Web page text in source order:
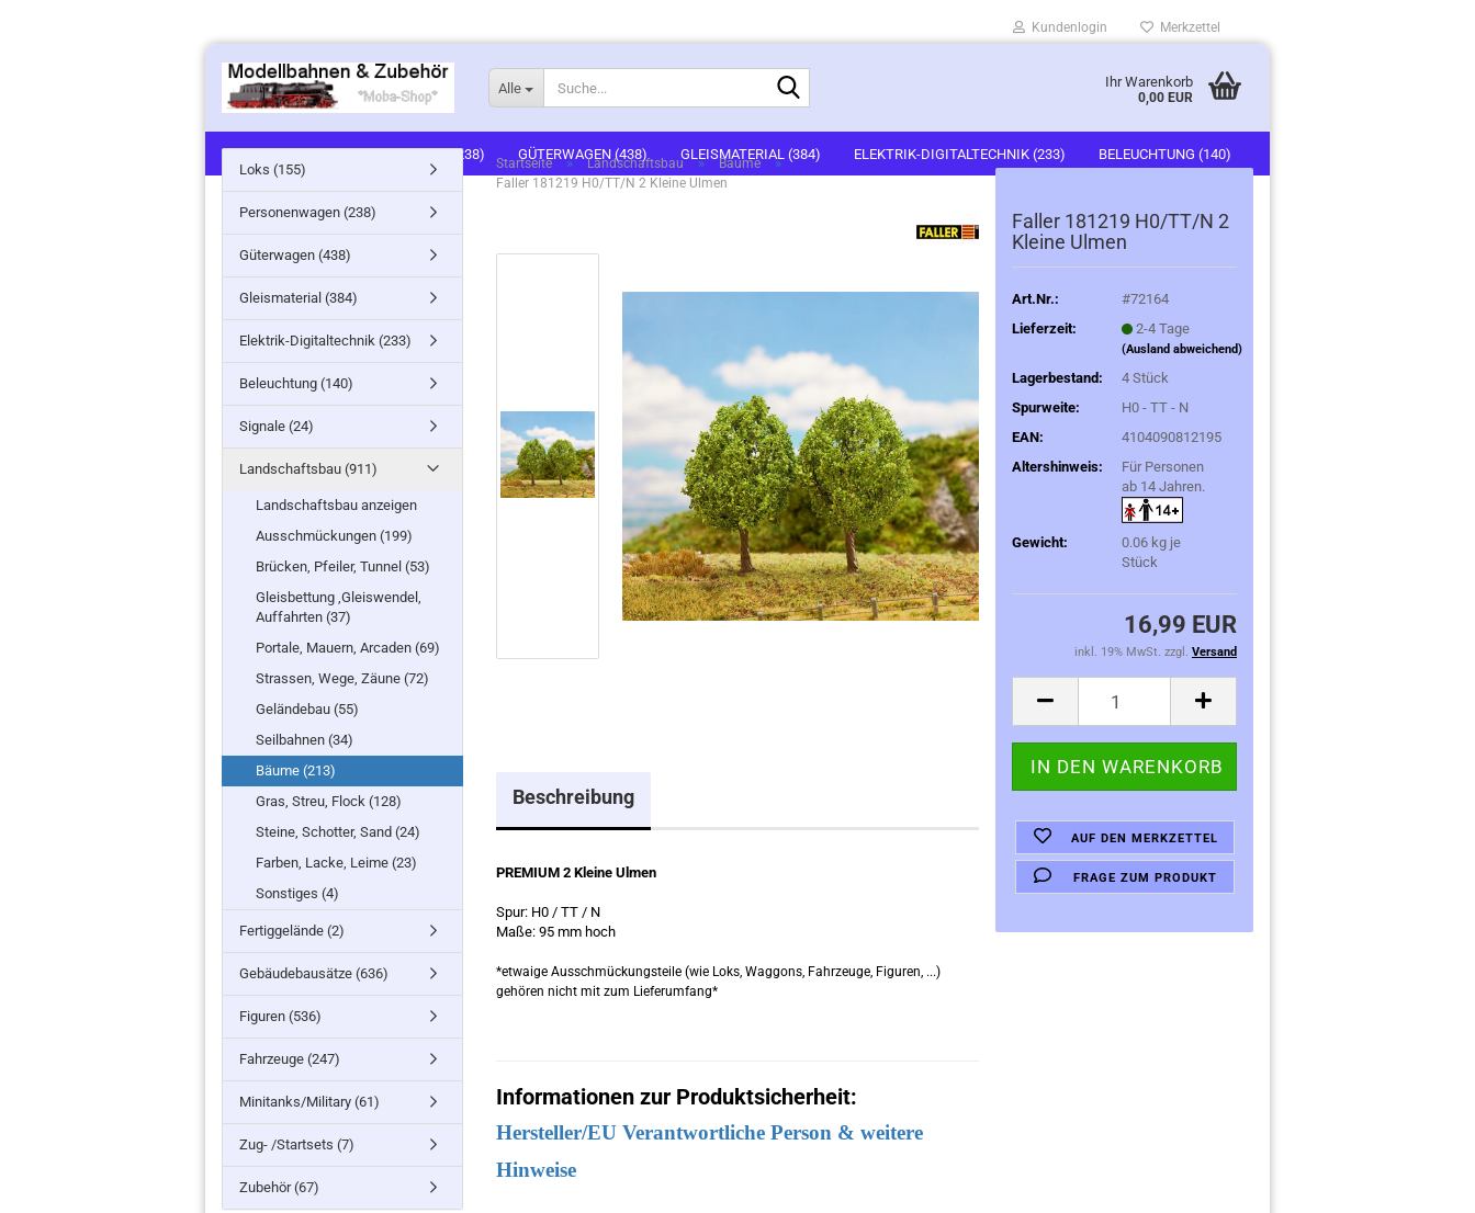
Kundenlogin
Passwort vergessen?
Merkzettel
Alle Ihr Warenkorb
0,00 EUR
LOKS (155) PERSONENWAGEN (238) GÜTERWAGEN (438) GLEISMATERIAL (384) ELEKTRIK-DIGITALTECHNIK (233) BELEUCHTUNG (140)
Startseite » Landschaftsbau » Bäume »
Faller 181219 H0/TT/N 2 Kleine Ulmen
Faller 181219 H0/TT/N 2
Kleine Ulmen
Art.Nr.:
#72164
Lieferzeit:
2-4 Tage
(Ausland abweichend)
Lagerbestand: 4Stück
Spurweite:
H0 - TT - N
EAN:
4104090812195
Altershinweis:
Für Personen
ab 14 Jahren.
Gewicht: 0.06 kg je
Stück
16,99 EUR
inkl. 19% MwSt. zzgl. Versand
AUF DEN MERKZETTEL
FRAGE ZUM PRODUKT
Beschreibung
PREMIUM 2 Kleine Ulmen
Spur: H0 / TT / N
Maße: 95 mm hoch
*etwaige Ausschmückungsteile (wie Loks, Waggons, Fahrzeuge, Figuren, ...)
gehören nicht mit zum Lieferumfang*
Informationen zur Produktsicherheit:
Hersteller/EU Verantwortliche Person & weitere
Hinweise
Loks (155)
Personenwagen (238)
Güterwagen (438)
Gleismaterial (384)
Elektrik-Digitaltechnik (233)
Beleuchtung (140)
Signale (24)
Landschaftsbau (911)
Landschaftsbau anzeigen
Ausschmückungen (199)
Brücken, Pfeiler, Tunnel (53)
Gleisbettung ,Gleiswendel,
Auffahrten (37)
Portale, Mauern, Arcaden (69)
Strassen, Wege, Zäune (72)
Geländebau (55)
Seilbahnen (34)
Bäume (213)
Gras, Streu, Flock (128)
Steine, Schotter, Sand (24)
Farben, Lacke, Leime (23)
Sonstiges (4)
Fertiggelände (2)
Gebäudebausätze (636)
Figuren (536)
Fahrzeuge (247)
Minitanks/Military (61)
Zug- /Startsets (7)
Zubehör (67)